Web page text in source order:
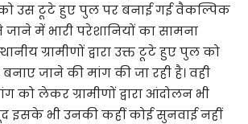
को उस टूटे हुए पुल पर बनाई गई वैकल्पिक
में भारी परेशानियों का सामना
ग्रामीणों द्वारा उक्त टूटे हुए पुल को
जाने की मांग की जा रही है। वही
को लेकर ग्रामीणों द्वारा आंदोलन भी
इसके भी उनकी कहीं कोई सुनवाई नहीं